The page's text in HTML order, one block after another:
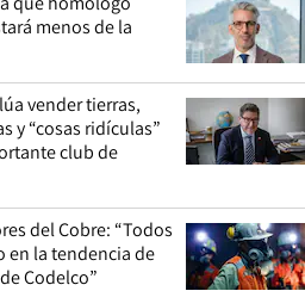
menos de la
vender tierras,
y “cosas ridículas”
club de
del Cobre: “Todos
en la tendencia de
Codelco”